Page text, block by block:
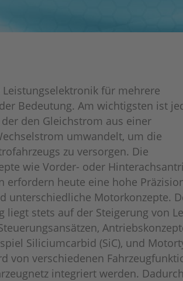
für mehrere
Bedeutung. Am wichtigsten ist
den Gleichstrom aus einer
umwandelt, um die
zu versorgen. Die
wie Vorder- oder
erfordern heute eine hohe
unterschiedliche Motorkonzepte.
liegt stets auf der Steigerung von
Siliciumcarbid (SiC), und
von verschiedenen
integriert werden. Dadurch